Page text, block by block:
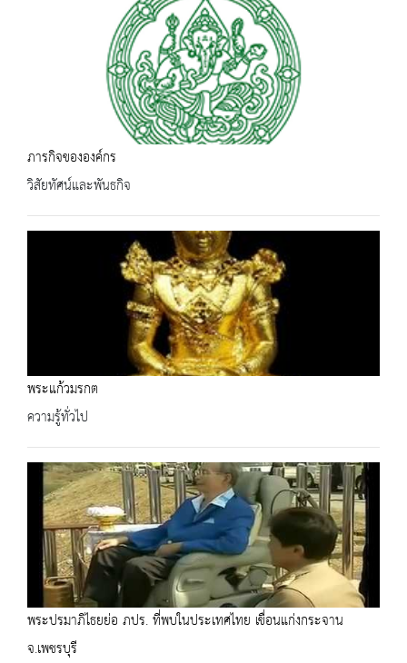
ภารกิจขององค์กร
วิสัยทัศน์และพันธกิจ
พระแก้วมรกต
ความรู้ทั่วไป
พระปรมาภิไธยย่อ ภปร. ที่พบในประเทศไทย เขื่อนแก่งกระจาน
จ.เพชรบุรี